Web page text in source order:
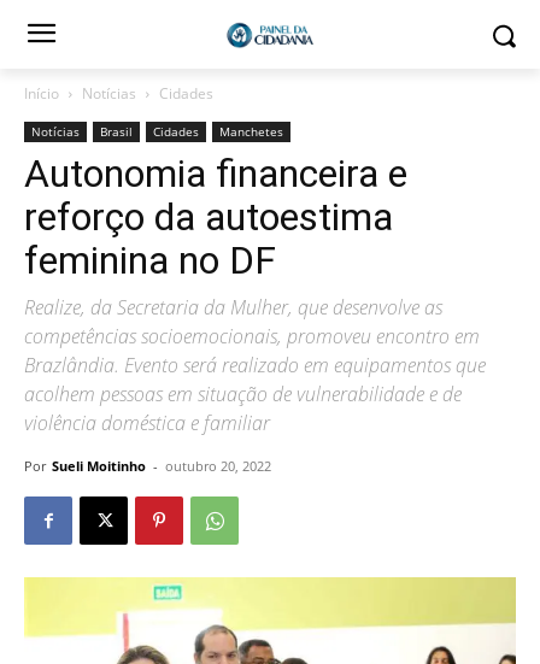
Início Notícias Cidades
Notícias Brasil Cidades Manchetes
Autonomia financeira e
reforço da autoestima
feminina no DF
Realize, da Secretaria da Mulher, que desenvolve as
competências socioemocionais, promoveu encontro em
Brazlândia. Evento será realizado em equipamentos que
acolhem pessoas em situação de vulnerabilidade e de
violência doméstica e familiar
Por Sueli Moitinho - outubro 20, 2022